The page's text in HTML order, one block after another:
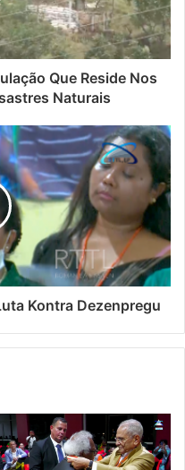
Que Reside Nos
Naturais
Kontra Dezenpregu